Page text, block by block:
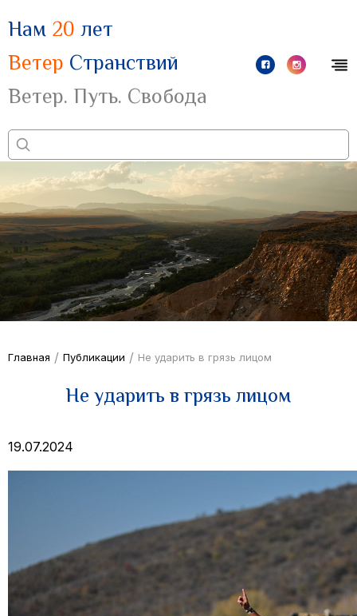
Нам 20 лет
Ветер Странствий
Ветер. Путь. Свобода
Главная / Публикации / Не ударить в грязь лицом
Не ударить в грязь лицом
19.07.2024